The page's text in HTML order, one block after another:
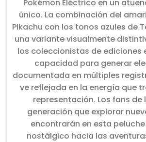
Pokémon Eléctrico en un
único. La combinación del
Pikachu con los tonos azules de
una variante visualmente
los coleccionistas de ediciones
capacidad para generar
documentada en múltiples
ve reflejada en la energía que
representación. Los fans de
generación que explorar
encontrarán en esta
nostálgico hacia las